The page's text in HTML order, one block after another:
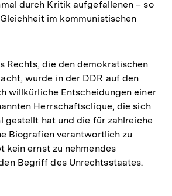
durch Kritik aufgefallenen – so
im kommunistischen
Rechts, die den demokratischen
wurde in der DDR auf den
willkürliche Entscheidungen einer
Herrschaftsclique, die sich
gestellt hat und die für zahlreiche
Biografien verantwortlich zu
kein ernst zu nehmendes
Begriff des Unrechtsstaates.